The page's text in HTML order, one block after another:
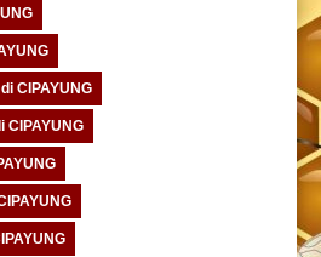
CIPAYUNG
CIPAYUNG